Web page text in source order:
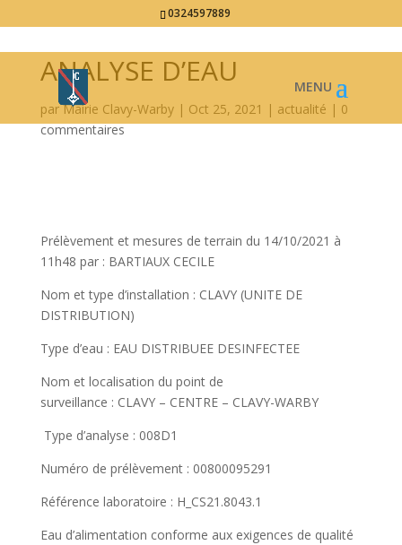
0324597889
ANALYSE D’EAU
parMairie Clavy-Warby| Oct 25, 2021 | actualité | 0
commentaires
Prélèvement et mesures de terrain du 14/10/2021 à
11h48 par : BARTIAUX CECILE
Nom et type d’installation : CLAVY (UNITE DE
DISTRIBUTION)
Type d’eau : EAU DISTRIBUEE DESINFECTEE
Nom et localisation du point de
surveillance : CLAVY – CENTRE – CLAVY-WARBY
Type d’analyse : 008D1
Numéro de prélèvement : 00800095291
Référence laboratoire : H_CS21.8043.1
Eau d’alimentation conforme aux exigences de qualité